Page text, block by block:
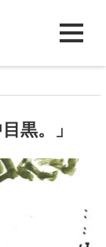
黒。」